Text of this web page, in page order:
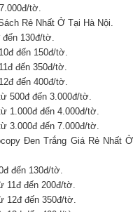
tờ.
Rẻ Nhất Ở Tại Hà Nội.
130đ/tờ.
đến 150đ/tờ.
đến 350đ/tờ.
đến 400đ/tờ.
500đ đến 3.000đ/tờ.
1.000đ đến 4.000đ/tờ.
3.000đ đến 7.000đ/tờ.
Đen Trắng Giá Rẻ Nhất Ở
đến 130đ/tờ.
11đ đến 200đ/tờ.
12đ đến 350đ/tờ.